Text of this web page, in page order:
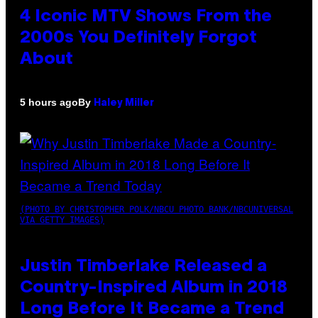
4 Iconic MTV Shows From the
2000s You Definitely Forgot
About
5 hours agoBy Haley Miller
(PHOTO BY CHRISTOPHER POLK/NBCU PHOTO BANK/NBCUNIVERSAL
VIA GETTY IMAGES)
Justin Timberlake Released a
Country-Inspired Album in 2018
Long Before It Became a Trend